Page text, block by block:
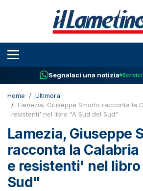
Segnalaci una notizia Scrivici
Home
Ultimora
Lamezia, Giuseppe Smorto racconta la
resistenti' nel libro "A Sud del Sud"
Lamezia, Giuseppe
racconta la
e resistenti' nel
Sud"